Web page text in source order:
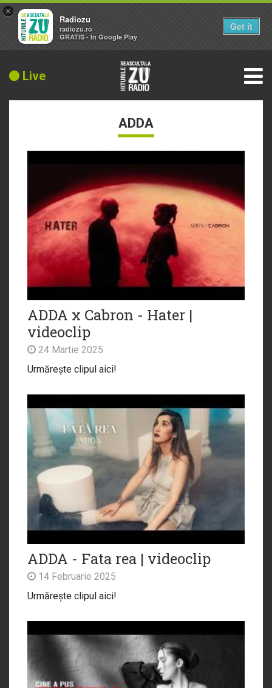
Live
ADDA
ADDA x ‪Cabron - Hater |
videoclip
24 Martie 2025
Urmărește clipul aici!
ADDA - Fata rea | videoclip
14 Februarie 2025
Urmărește clipul aici!
×
Radiozu
radiozu.ro
GRATIS - In Google Play
Get it